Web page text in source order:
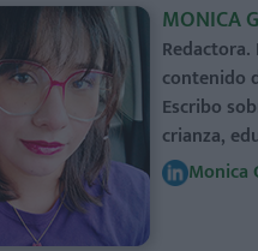
MONICA
Redactora.
contenido
Escribo
crianza,
Monica